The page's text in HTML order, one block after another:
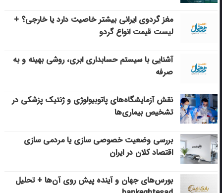
مغز گردوی ایرانی بیشتر خاصیت دارد یا خارجی؟ +
لیست قیمت انواع گردو
آشنایی با سیستم حسابداری ابری، روشی بهینه و به
صرفه
نقش آزمایشگاه‌های پاتوبیولوژی و ژنتیک پزشکی در
تشخیص بیماری‌ها
بررسی وضعیت خصوصی سازی یا مردمی سازی
اقتصاد کلان در ایران
بورس‌های جهان و آینده پیش روی آن‌ها + تحلیل